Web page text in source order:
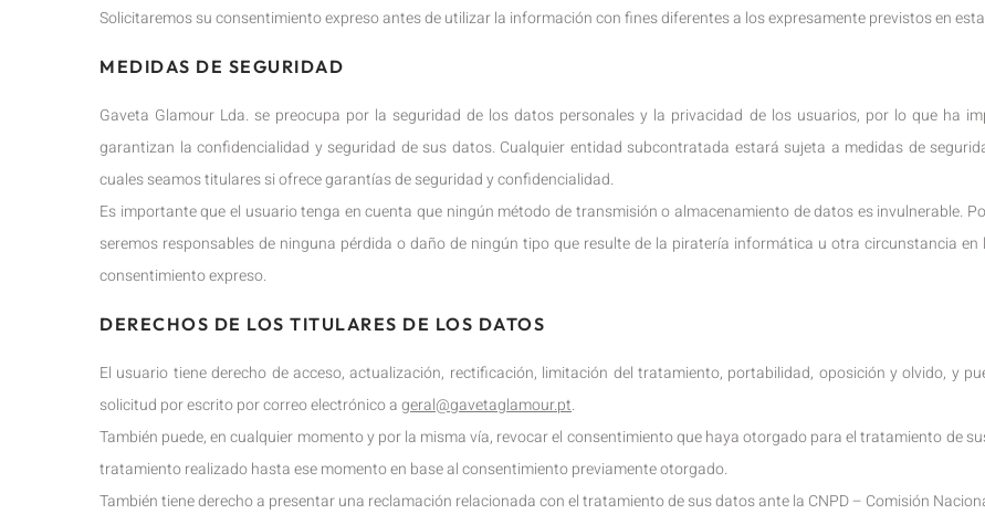
Solicitaremos su consentimiento expreso antes de utilizar la información con fines diferentes a los expresamente previstos en
MEDIDAS DE SEGURIDAD
Gaveta Glamour Lda. se preocupa por la seguridad de los datos personales y la privacidad de los usuarios, por lo que ha
garantizan la confidencialidad y seguridad de sus datos. Cualquier entidad subcontratada estará sujeta a medidas de
cuales seamos titulares si ofrece garantías de seguridad y confidencialidad.
Es importante que el usuario tenga en cuenta que ningún método de transmisión o almacenamiento de datos es invulnerable.
seremos responsables de ninguna pérdida o daño de ningún tipo que resulte de la piratería informática u otra circunstancia
consentimiento expreso.
DERECHOS DE LOS TITULARES DE LOS DATOS
El usuario tiene derecho de acceso, actualización, rectificación, limitación del tratamiento, portabilidad, oposición y olvido, y
solicitud por escrito por correo electrónico ageral@gavetaglamour.pt.
También puede, en cualquier momento y por la misma vía, revocar el consentimiento que haya otorgado para el tratamiento de
tratamiento realizado hasta ese momento en base al consentimiento previamente otorgado.
También tiene derecho a presentar una reclamación relacionada con el tratamiento de sus datos ante la CNPD – Comisión